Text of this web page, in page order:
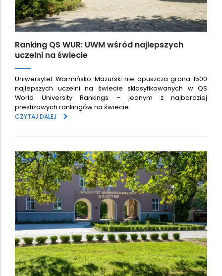
Ranking QS WUR: UWM wśród najlepszych
uczelni na świecie
Uniwersytet Warmińsko-Mazurski nie opuszcza grona 1500
najlepszych uczelni na świecie sklasyfikowanych w QS
World University Rankings – jednym z najbardziej
prestiżowych rankingów na świecie.
CZYTAJ DALEJ
>